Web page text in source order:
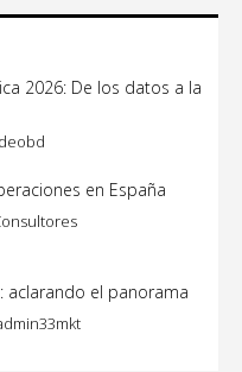
2026: De los datos a la
en España
aclarando el panorama